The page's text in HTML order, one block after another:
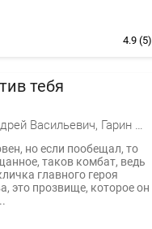
4.9(5)
тебя
Саломатов Андрей Васильевич, Гарин Максим, Воронин Андрей
но если пообещал, то
таков комбат, ведь
главного героя
это прозвище, которое он